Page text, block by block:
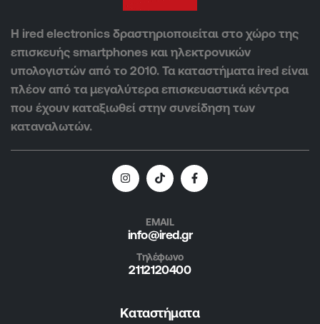
Η ired electronics δραστηριοποιείται στο χώρο της
επισκευής smartphones και ηλεκτρονικών
υπολογιστών από το 2010. Τα καταστήματα ired είναι
πλέον από τα μεγαλύτερα επισκευαστικά κέντρα
που έχουν καταξιωθεί στην συνείδηση των
καταναλωτών.
EMAIL
info@ired.gr
Τηλέφωνο
2112120400
Καταστήματα